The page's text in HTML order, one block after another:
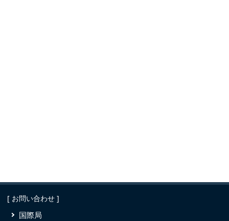
[ お問い合わせ ]
国際局